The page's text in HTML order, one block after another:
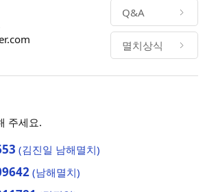
Q&A
멸치상식
주세요.
(김진일 남해멸치)
(남해멸치)